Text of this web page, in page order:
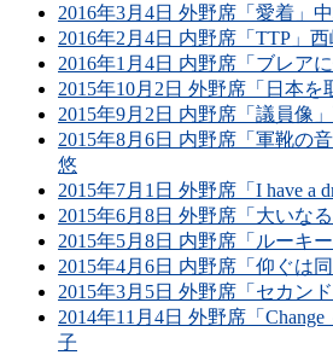
2016年3月4日 外野席「愛着」
2016年2月4日 内野席「TTP」
2016年1月4日 内野席「ブレア
2015年10月2日 外野席「日本
2015年9月2日 内野席「議員像
2015年8月6日 内野席「軍靴の
悠
2015年7月1日 外野席「I have a
2015年6月8日 外野席「大いな
2015年5月8日 内野席「ルーキ
2015年4月6日 内野席「仰ぐは
2015年3月5日 外野席「セカン
2014年11月4日 外野席「
子